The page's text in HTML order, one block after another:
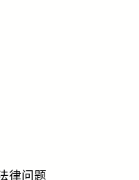
律问题